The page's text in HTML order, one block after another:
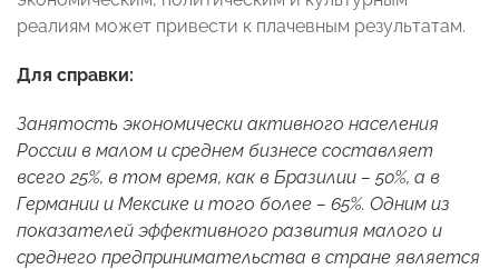
реалиям может привести к плачевным результатам.
Для справки:
Занятость экономически активного населения
России в малом и среднем бизнесе составляет
всего 25%, в том время, как в Бразилии – 50%, а в
Германии и Мексике и того более – 65%. Одним из
показателей эффективного развития малого и
среднего предпринимательства в стране является